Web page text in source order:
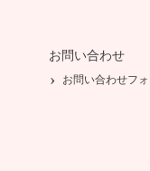
お問い合わせ
お問い合わせフ